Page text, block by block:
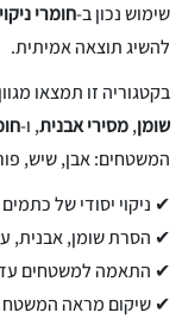
שימוש נכון ב-חומרי
להשיג תוצאה אמיתית.
בקטגוריה זו תמצאו
שומן,מסירי אבנית, ו-
המשטחים: אבן, שיש,
✔ ניקוי יסודי של כתמים
✔ הסרת שומן, אבנית,
✔ התאמה למשטחים
✔ שיקום מראה המשטח